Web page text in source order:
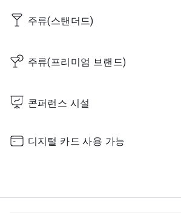
주류(스탠더드)
주류(프리미엄 브랜드)
콘퍼런스 시설
디지털 카드 사용 가능